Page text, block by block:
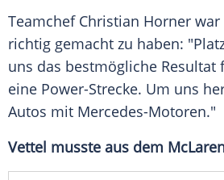
Teamchef Christian Horner war
richtig gemacht zu haben:
uns das bestmögliche Resultat
eine Power-Strecke. Um uns
Autos mit Mercedes-Motoren."
Vettel musste aus dem